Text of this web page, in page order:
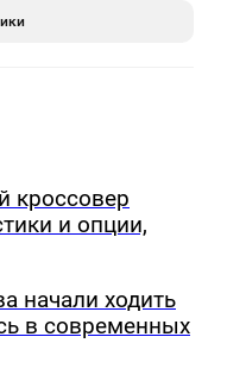
кроссовер
и опции,
начали ходить
в современных